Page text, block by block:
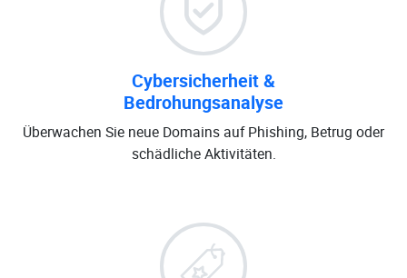
Cybersicherheit &
Bedrohungsanalyse
Überwachen Sie neue Domains auf Phishing, Betrug oder
schädliche Aktivitäten.